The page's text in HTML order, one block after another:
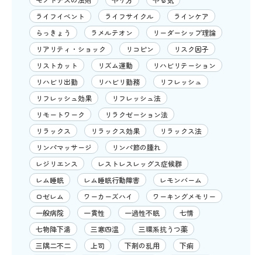
ライフイベント
ライフサイクル
ラインケア
らっきょう
ラメルテオン
リーダーシップ理論
リアリティ・ショック
リコピン
リスク因子
リストカット
リズム運動
リハビリテーション
リハビリ出勤
リハビリ勤務
リフレッシュ
リフレッシュ効果
リフレッシュ法
リモートワーク
リラクゼーション法
リラックス
リラックス効果
リラックス法
リンパマッサージ
リンパ節の腫れ
レジリエンス
レストレスレッグス症候群
レム睡眠
レム睡眠行動障害
レモンバーム
ロゼレム
ワーカーズハイ
ワーキングメモリー
一般病院
一貫性 一過性不眠
七情
七物降下湯
三寒四温
三環系抗うつ薬
三隅二不二
上司 下剤の乱用
下痢